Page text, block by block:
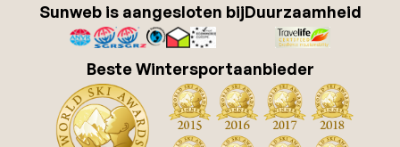
Sunweb is aangesloten bijDuurzaamheid
Beste Wintersportaanbieder